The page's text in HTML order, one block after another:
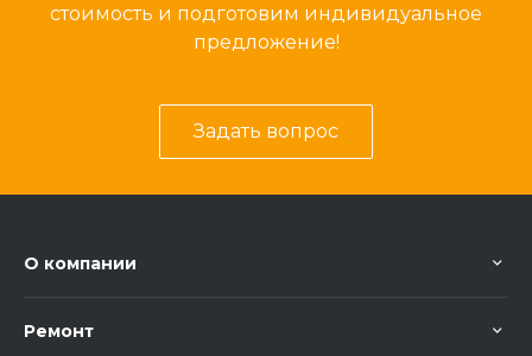
стоимость и подготовим индивидуальное
предложение!
Задать вопрос
О компании
Ремонт